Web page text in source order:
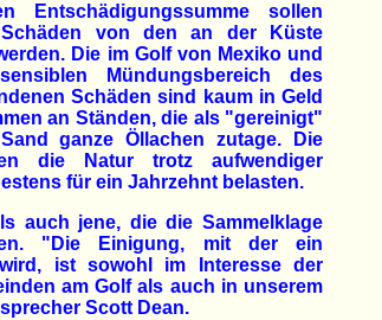
Entschädigungssumme sollen
von den an der Küste
Die im Golf von Mexiko und
Mündungsbereich des
Schäden sind kaum in Geld
an Ständen, die als "gereinigt"
ganze Öllachen zutage. Die
die Natur trotz aufwendiger
für ein Jahrzehnt belasten.
auch jene, die die Sammelklage
"Die Einigung, mit der ein
ist sowohl im Interesse der
am Golf als auch in unserem
Scott Dean.